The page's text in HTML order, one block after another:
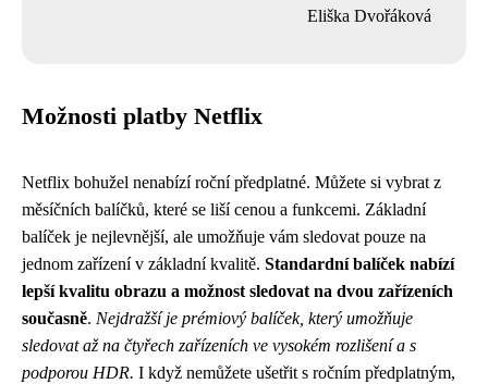
Eliška Dvořáková
Možnosti platby Netflix
Netflix bohužel nenabízí roční předplatné. Můžete si vybrat z
měsíčních balíčků, které se liší cenou a funkcemi. Základní
balíček je nejlevnější, ale umožňuje vám sledovat pouze na
jednom zařízení v základní kvalitě. Standardní balíček nabízí
lepší kvalitu obrazu a možnost sledovat na dvou zařízeních
současně. Nejdražší je prémiový balíček, který umožňuje
sledovat až na čtyřech zařízeních ve vysokém rozlišení a s
podporou HDR. I když nemůžete ušetřit s ročním předplatným,